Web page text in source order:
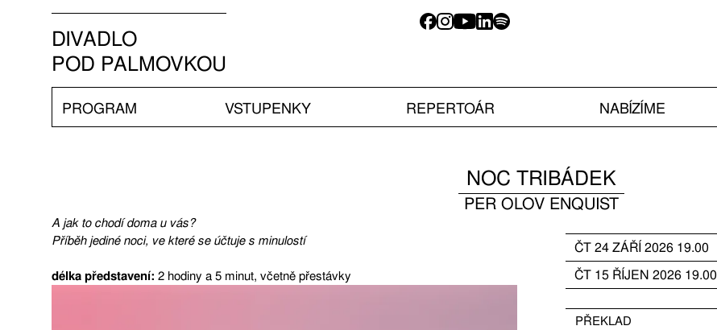
DIVADLO
POD PALMOVKOU
PROGRAM VSTUPENKY REPERTOÁR NABÍZÍME
NOC TRIBÁDEK
PER OLOV ENQUIST
A jak to chodí doma u vás?
Příběh jediné noci, ve které se účtuje s minulostí
délka představení: 2 hodiny a 5 minut, včetně přestávky
ČT24ZÁŘÍ2026 19.00
ČT 15 ŘÍJEN 2026 19.00
PŘEKLAD